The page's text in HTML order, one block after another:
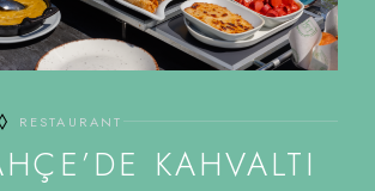
RESTAURANT
KAHVALTI